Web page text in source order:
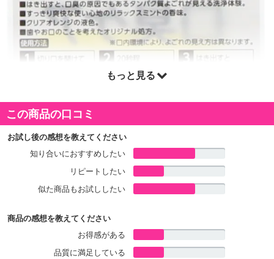
もっと見る
この商品の口コミ
お試し後の感想を教えてください
知り合いにおすすめしたい
リピートしたい
似た商品もお試ししたい
商品の感想を教えてください
お得感がある
品質に満足している